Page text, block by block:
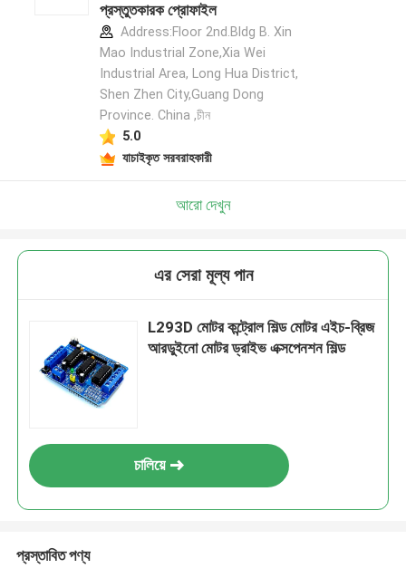
প্রস্তুতকারক প্রোফাইল
Address:Floor 2nd.Bldg B. Xin
Mao Industrial Zone,Xia Wei
Industrial Area, Long Hua District,
Shen Zhen City,Guang Dong
Province. China ,চীন
5.0
যাচাইকৃত সরবরাহকারী
আরো দেখুন
এর সেরা মূল্য পান
L293D মোটর কন্ট্রোল শিল্ড মোটর এইচ-ব্রিজ
আরডুইনো মোটর ড্রাইভ এক্সপেনশন শিল্ড
চালিয়ে
প্রস্তাবিত পণ্য